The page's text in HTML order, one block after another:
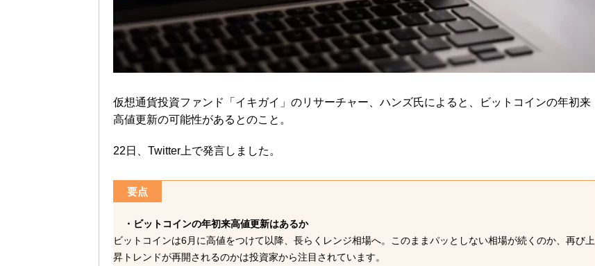
仮想通貨投資ファンド「イキガイ」のリサーチャー、ハンズ氏によると、ビットコインの年初来
高値更新の可能性があるとのこと。
22日、Twitter上で発言しました。
要点
・ビットコインの年初来高値更新はあるか
ビットコインは6月に高値をつけて以降、長らくレンジ相場へ。このままパッとしない相場が続くのか、再び上
昇トレンドが再開されるのかは投資家から注目されています。